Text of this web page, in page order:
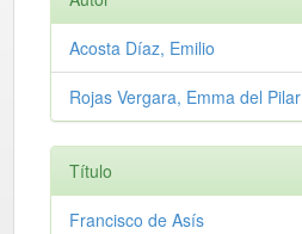
Acosta Díaz, Emilio
Rojas Vergara, Emma del Pilar
Título
Francisco de Asís